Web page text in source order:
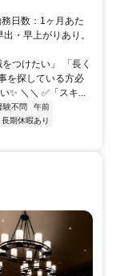
日数：1ヶ月あた
・早上がりあり。
つけたい」 「長く
を探している方必
✨ ＼＼ ✅「スキ...
験不問
午前
長期休暇あり